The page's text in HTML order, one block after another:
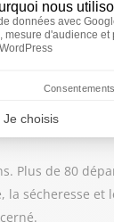
? Quelles
Plus de 80
la sécheresse